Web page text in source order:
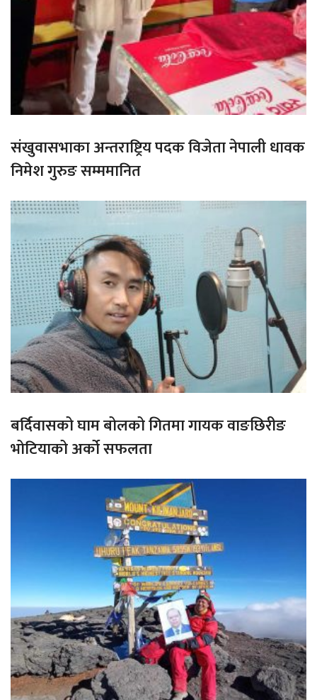
संखुवासभाका अन्तराष्ट्रिय पदक विजेता नेपाली धावक
निमेश गुरुङ सम्ममानित
बर्दिवासको घाम बोलको गितमा गायक वाङछिरीङ
भोटियाको अर्को सफलता